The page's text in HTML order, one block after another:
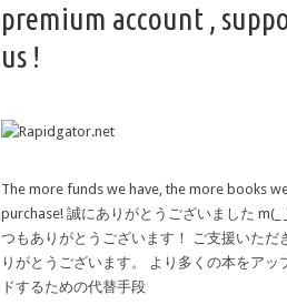
premium account ,
us !
The more funds we have, the more books
purchase! 誠にありがとうございました m(_
つもありがとうございます！ ご支援いただ
りがとうございます。 より多くの本をアッ
ドするための代替手段